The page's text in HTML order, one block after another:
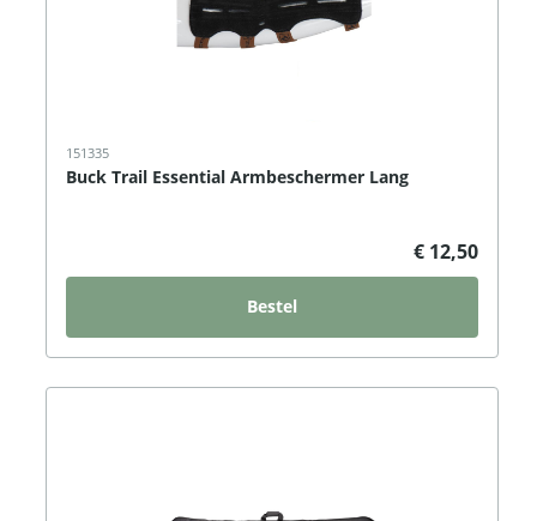
151335
Buck Trail Essential Armbeschermer Lang
€ 12,50
Bestel